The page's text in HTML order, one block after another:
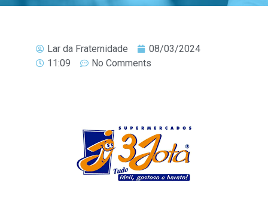
Lar da Fraternidade
08/03/2024
11:09
No Comments